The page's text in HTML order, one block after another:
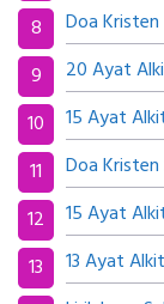
Doa
20 Ayat
15 Ayat
Doa
15 Ayat
13 Ayat